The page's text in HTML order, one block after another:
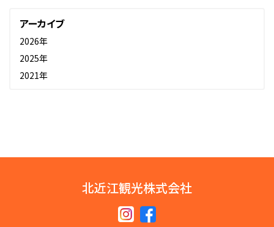
アーカイブ
2026年
2025年
2021年
北近江観光株式会社